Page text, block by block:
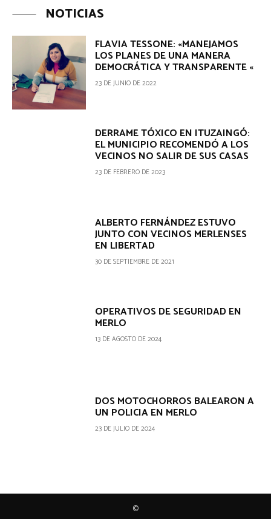
NOTICIAS
FLAVIA TESSONE: «MANEJAMOS
LOS PLANES DE UNA MANERA
DEMOCRÁTICA Y TRANSPARENTE «
23 DE JUNIO DE 2022
DERRAME TÓXICO EN ITUZAINGÓ:
EL MUNICIPIO RECOMENDÓ A LOS
VECINOS NO SALIR DE SUS CASAS
23 DE FEBRERO DE 2023
ALBERTO FERNÁNDEZ ESTUVO
JUNTO CON VECINOS MERLENSES
EN LIBERTAD
30 DE SEPTIEMBRE DE 2021
OPERATIVOS DE SEGURIDAD EN
MERLO
13 DE AGOSTO DE 2024
DOS MOTOCHORROS BALEARON A
UN POLICIA EN MERLO
23 DE JULIO DE 2024
©